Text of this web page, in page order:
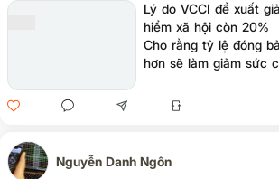
Lý do VCCI đề xuất
hiểm xã hội còn 20%
Cho rằng tỷ lệ đóng
hơn sẽ làm giảm sức
tỷ lệ này.
Nguyễn Danh Ngôn